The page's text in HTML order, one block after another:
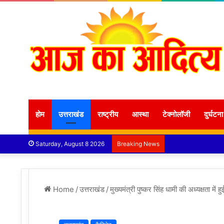
होम उत्तराखंड राष्ट्रीय आस्था टेक्नोलॉजी दुर्घटना
Saturday, August 8 2026 Breaking News
Home /उत्तराखंड /मुख्यमंत्री पुष्कर सिंह धामी की अध्यक्षता में